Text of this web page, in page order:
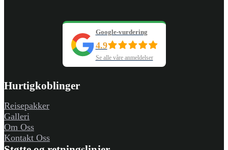
Google-vurdering
4.9
Se alle våre anmeldelser
Hurtigkoblinger
Reisepakker
Galleri
Om Oss
Kontakt Oss